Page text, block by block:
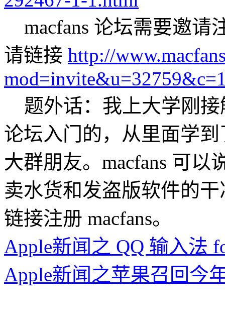
macfans 论坛需要邀请
请链接 http://
题外话：我上大学刚接
论坛入门的，从里面学
大群朋友。macfans 可
卖水货和发盗版软件的
链接注册 macfans。
Apple新闻之 QQ 输入法
Apple新闻之苹果召回今